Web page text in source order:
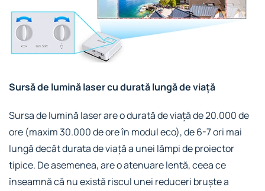
Sursă de lumină laser cu durată lungă de viață
Sursa de lumină laser are o durată de viață de 20.000 de
ore (maxim 30.000 de ore în modul eco), de 6-7 ori mai
lungă decât durata de viață a unei lămpi de proiector
tipice. De asemenea, are o atenuare lentă, ceea ce
înseamnă că nu există riscul unei reduceri bruște a